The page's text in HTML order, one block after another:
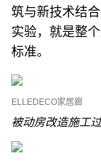
筑与新技术结
实验，就是整
标准。
ELLEDECO家居廊
被动房改造施工过